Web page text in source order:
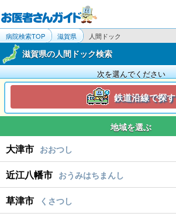
病院検索TOP 滋賀県 人間ドック
滋賀県の人間ドック検索
次を選んでください
鉄道沿線で探す
地域を選ぶ
大津市 おおつし
近江八幡市 おうみはちまんし
草津市 くさつし